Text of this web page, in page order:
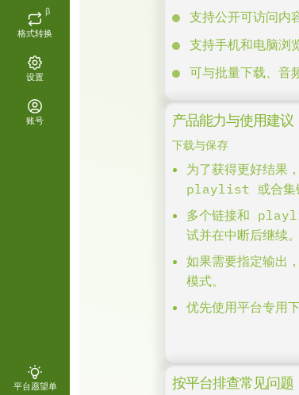
β
格式转换
设置
账号
平台愿望单
支持公开可访问内
支持手机和电脑浏
可与批量下载、音
产品能力与使用建议
下载与保存
为了获得更好结果
playlist 或合集链
多个链接和
试并在中断后继续。
如果需要指定输出
模式。
优先使用平台专用
按平台排查常见问题